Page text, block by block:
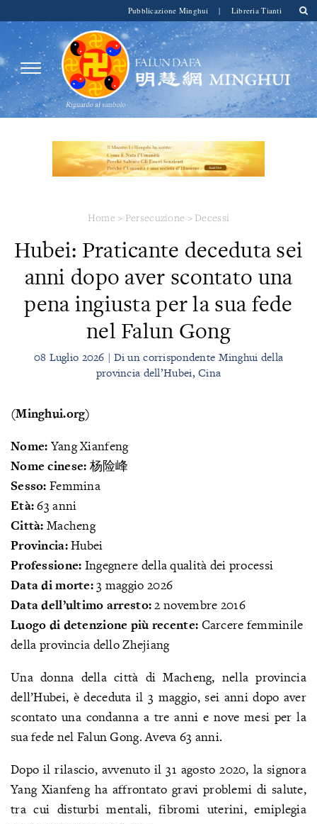
Pubblicazione Minghui | Libreria Tianti
Home > Persecuzione > Decessi
Hubei: Praticante deceduta sei
anni dopo aver scontato una
pena ingiusta per la sua fede
nel Falun Gong
08 Luglio 2026 | Di un corrispondente Minghui della
provincia dell’Hubei, Cina
(Minghui.org)
Nome:Yang Xianfeng
Nome cinese: 杨险峰
Sesso: Femmina
Età:63 anni
Città: Macheng
Provincia:Hubei
Professione: Ingegnere della qualità dei processi
Data di morte:3 maggio 2026
Data dell’ultimo arresto:2 novembre 2016
Luogo di detenzione più recente: Carcere femminile
della provincia dello Zhejiang
Una donna della città di Macheng, nella provincia
dell’Hubei, è deceduta il 3 maggio, sei anni dopo aver
scontato una condanna a tre anni e nove mesi per la
sua fede nel Falun Gong. Aveva 63 anni.
Dopo il rilascio, avvenuto il 31 agosto 2020, la signora
Yang Xianfeng ha affrontato gravi problemi di salute,
tra cui disturbi mentali, fibromi uterini, emiplegia